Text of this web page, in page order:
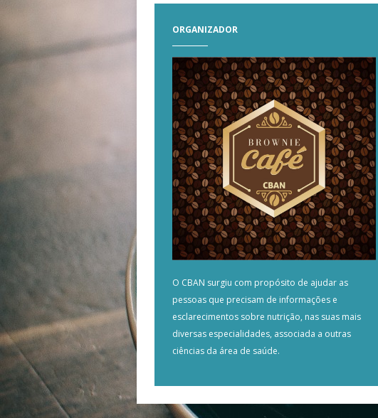
ORGANIZADOR
O CBAN surgiu com propósito de ajudar as
pessoas que precisam de informações e
esclarecimentos sobre nutrição, nas suas mais
diversas especialidades, associada a outras
ciências da área de saúde.